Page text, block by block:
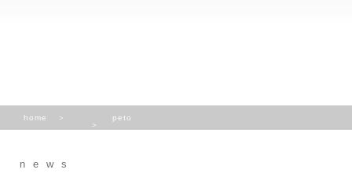
home peto
news